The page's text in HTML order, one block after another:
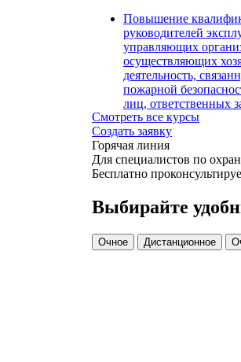
актами, содержащими
нормативные
(46В)
Повышение
руководителей
управляющих
осуществляющих
деятельность,
пожарной
лиц, ответственных
пожарной
Повышение
руководителей
индивидуальных
назначенных
числе в
подразделениях
Повышения
ответственных
Смотреть все курсы
Создать заявку
Горячая линия
Для специалистов по
Бесплатно
Выбирайте
Очное Дистанционное